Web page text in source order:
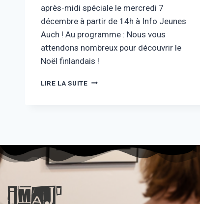
après-midi spéciale le mercredi 7
décembre à partir de 14h à Info Jeunes
Auch ! Au programme : Nous vous
attendons nombreux pour découvrir le
Noël finlandais !
LIRE LA SUITE